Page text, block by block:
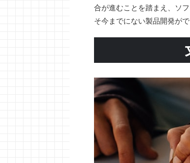
合が進むことを踏まえ、ソ
そ今までにない製品開発が